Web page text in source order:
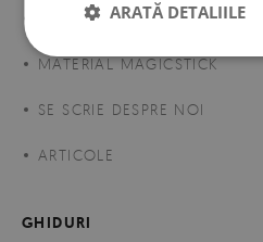
DESPRE NOI
MATERIAL MAGICSTICK
SE SCRIE DESPRE NOI
ARTICOLE
GHIDURI
ARATĂ DETALIILE